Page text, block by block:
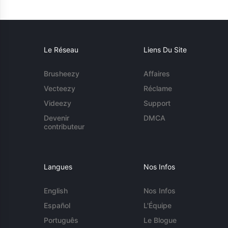
Le Réseau
Brusheezy
Vecteezy
Videezy
Devenir
contributeur
Liens Du Site
Affaires
Réclame
Support
DMCA
Langues
English
Español
Português
Nos Infos
Nos Infos
L'Équipe
Le Blogue